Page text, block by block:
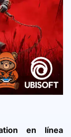
en línea